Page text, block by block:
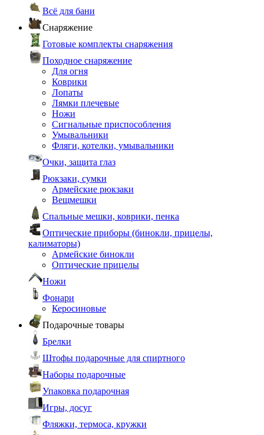
Всё для бани
Снаряжение
Готовые комплекты снаряжения
Походное снаряжение
Для огня
Коврики
Лопаты
Лямки плечевые
Ножи
Сигнальные приспособления
Умывальники
Фляги, котелки, умывальники
Очки, защита глаз
Рюкзаки, сумки
Армейские рюкзаки
Вещмешки
Спальные мешки, коврики, пенка
Оптические приборы (бинокли, прицелы,
калиматоры)
Армейские бинокли
Оптические прицелы
Ножи
Фонари
Керосиновые
Подарочные товары
Брелки
Штофы подарочные для спиртного
Наборы подарочные
Упаковка подарочная
Игры, досуг
Фляжки, термоса, кружки